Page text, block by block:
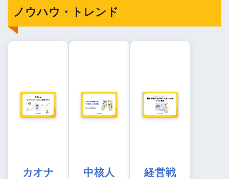
ノウハウ・トレンド
カオナ
中核人
経営戦